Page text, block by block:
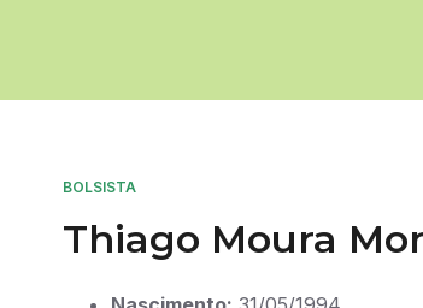
BOLSISTA
Thiago Moura